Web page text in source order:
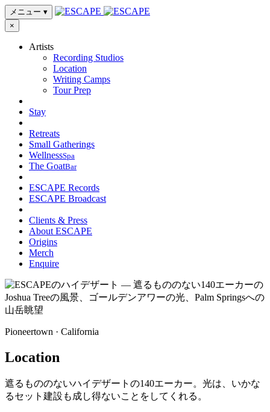
メニュー ▾
×
Artists
Recording Studios
Location
Writing Camps
Tour Prep
Stay
Retreats
Small Gatherings
WellnessSpa
The GoatBar
ESCAPE Records
ESCAPE Broadcast
Clients & Press
About ESCAPE
Origins
Merch
Enquire
Pioneertown · California
Location
遮るもののないハイデザートの140エーカー。光は、いかな
るセット建設も成し得ないことをしてくれる。